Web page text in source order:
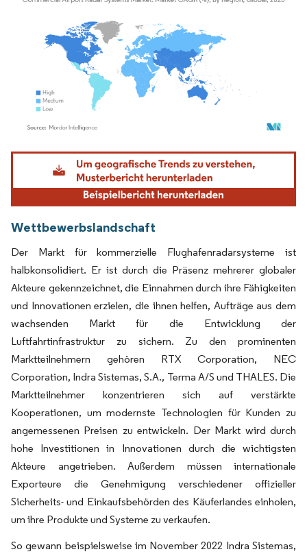
Bild © Mordor Intelligence. Wiederverwendung erfordert Namensnennung gemäß
Wettbewerbslandschaft
Der Markt für kommerzielle Flughafenradarsysteme ist
halbkonsolidiert. Er ist durch die Präsenz mehrerer globaler
Akteure gekennzeichnet, die Einnahmen durch ihre Fähigkeiten
und Innovationen erzielen, die ihnen helfen, Aufträge aus dem
wachsenden Markt für die Entwicklung der
Luftfahrtinfrastruktur zu sichern. Zu den prominenten
Marktteilnehmern gehören RTX Corporation, NEC
Corporation, Indra Sistemas, S.A., Terma A/S und THALES. Die
Marktteilnehmer konzentrieren sich auf verstärkte
Kooperationen, um modernste Technologien für Kunden zu
angemessenen Preisen zu entwickeln. Der Markt wird durch
hohe Investitionen in Innovationen durch die wichtigsten
Akteure angetrieben. Außerdem müssen internationale
Exporteure die Genehmigung verschiedener offizieller
Sicherheits- und Einkaufsbehörden des Käuferlandes einholen,
um ihre Produkte und Systeme zu verkaufen.
So gewann beispielsweise im November 2022 Indra Sistemas,